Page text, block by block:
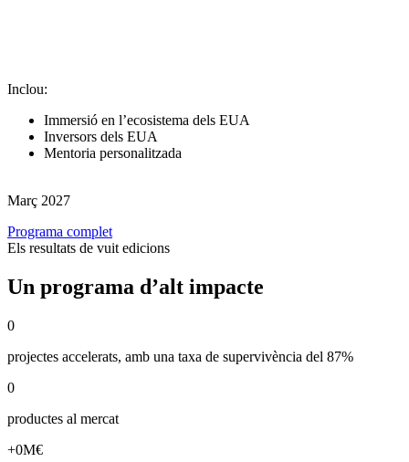
Inclou:
Immersió en l’ecosistema dels EUA
Inversors dels EUA
Mentoria personalitzada
Març 2027
Programa complet
Els resultats de vuit edicions
Un programa d’alt impacte
0
projectes accelerats, amb una taxa de supervivència del 87%
0
productes al mercat
+0M€